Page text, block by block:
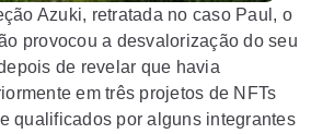
Azuki, retratada no caso Paul, o
provocou a desvalorização do seu
de revelar que havia
em três projetos de NFTs
qualificados por alguns integrantes